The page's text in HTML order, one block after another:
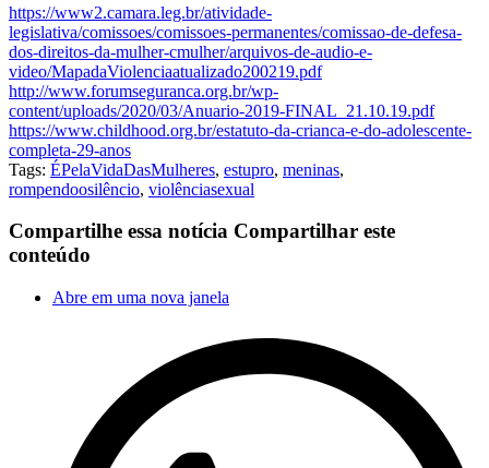
https://www2.camara.leg.br/atividade-
legislativa/comissoes/comissoes-permanentes/comissao-de-defesa-
dos-direitos-da-mulher-cmulher/arquivos-de-audio-e-
video/MapadaViolenciaatualizado200219.pdf
http://www.forumseguranca.org.br/wp-
content/uploads/2020/03/Anuario-2019-FINAL_21.10.19.pdf
https://www.childhood.org.br/estatuto-da-crianca-e-do-adolescente-
completa-29-anos
Tags: ÉPelaVidaDasMulheres, estupro, meninas,
rompendoosilêncio, violênciasexual
Compartilhe essa notícia Compartilhar este
conteúdo
Abre em uma nova janela